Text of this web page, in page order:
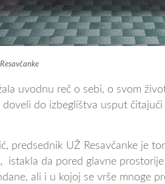
uvodnu reč o sebi, o svom
do izbeglištva usput
predsednik UŽ Resavčanke je
istakla da pored glavne
ali i u kojoj se vrše mnoge